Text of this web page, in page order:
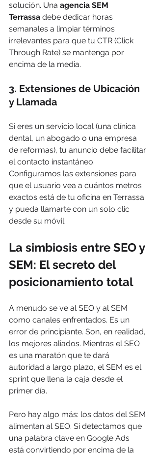
solución. Una agencia SEM
Terrassa debe dedicar horas
semanales a limpiar términos
irrelevantes para que tu CTR (Click
Through Rate) se mantenga por
encima de la media.
3. Extensiones de Ubicación
y Llamada
Si eres un servicio local (una clínica
dental, un abogado o una empresa
de reformas), tu anuncio debe facilitar
el contacto instantáneo.
Configuramos las extensiones para
que el usuario vea a cuántos metros
exactos está de tu oficina en Terrassa
y pueda llamarte con un solo clic
desde su móvil.
La simbiosis entre SEO y
SEM: El secreto del
posicionamiento total
A menudo se ve al SEO y al SEM
como canales enfrentados. Es un
error de principiante. Son, en realidad,
los mejores aliados. Mientras el SEO
es una maratón que te dará
autoridad a largo plazo, el SEM es el
sprint que llena la caja desde el
primer día.
Pero hay algo más: los datos del SEM
alimentan al SEO. Si detectamos que
una palabra clave en Google Ads
está convirtiendo por encima de la